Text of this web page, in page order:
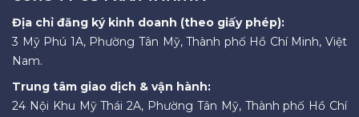
Địa chỉ đăng ký kinh doanh (theo giấy phép):
3 Mỹ Phú 1A, Phường Tân Mỹ, Thành phố Hồ Chí Minh, Việt
Nam.
Trung tâm giao dịch & vận hành:
24 Nội Khu Mỹ Thái 2A, Phường Tân Mỹ, Thành phố Hồ Chí